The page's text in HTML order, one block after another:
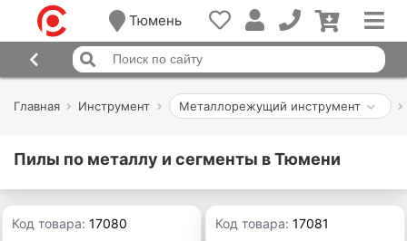
Тюмень
Главная Инструмент Металлорежущий инструмент
Пилы по металлу и сегменты в Тюмени
Код товара:17080 Код товара:17081